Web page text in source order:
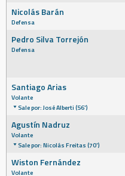
Nicolás Barán
Defensa
Pedro Silva Torrejón
Defensa
Santiago Arias
Volante
Sale por: José Alberti (56')
Agustín Nadruz
Volante
Sale por: Nicolás Freitas (70')
Wiston Fernández
Volante